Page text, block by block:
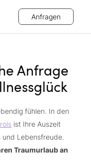
Anfragen
Anfrage
fühlen. In den
ist Ihre Auszeit
Lebensfreude.
Traumurlaub an